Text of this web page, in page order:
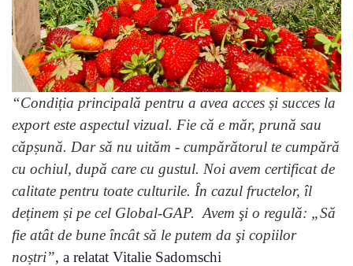
“Condiția principală pentru a avea acces și succes la
export este aspectul vizual. Fie că e măr, prună sau
căpșună. Dar să nu uităm - cumpărătorul te cumpără
cu ochiul, după care cu gustul. Noi avem certificat de
calitate pentru toate culturile. În cazul fructelor, îl
deținem și pe cel Global-GAP. Avem şi o regulă: „Să
fie atât de bune încât să le putem da şi copiilor
noștri”, a relatat Vitalie Sadomschi